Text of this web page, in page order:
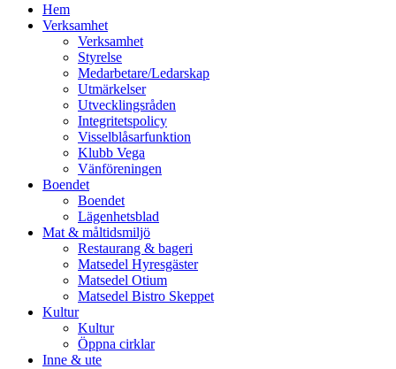
vidare
Hem
Verksamhet
Verksamhet
Styrelse
Medarbetare/Ledarskap
Utmärkelser
Utvecklingsråden
Integritetspolicy
Visselblåsarfunktion
Klubb Vega
Vänföreningen
Boendet
Boendet
Lägenhetsblad
Mat & måltidsmiljö
Restaurang & bageri
Matsedel Hyresgäster
Matsedel Otium
Matsedel Bistro Skeppet
Kultur
Kultur
Öppna cirklar
Inne & ute